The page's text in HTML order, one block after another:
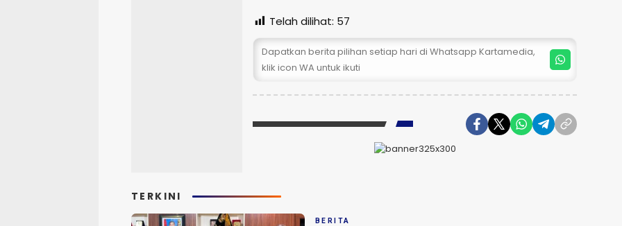
Telah dilihat: 57
Dapatkan berita pilihan setiap hari di Whatsapp Kartamedia,
klik icon WA untuk ikuti
TERKINI
BERITA